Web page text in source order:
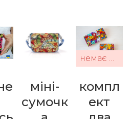
міні-
сумочк
компл
ект